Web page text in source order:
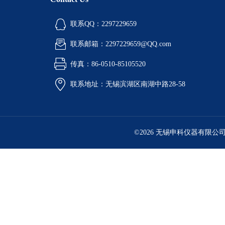
联系QQ：2297229659
联系邮箱：2297229659@QQ.com
传真：86-0510-85105520
联系地址：无锡滨湖区南湖中路28-58
©2026 无锡申科仪器有限公